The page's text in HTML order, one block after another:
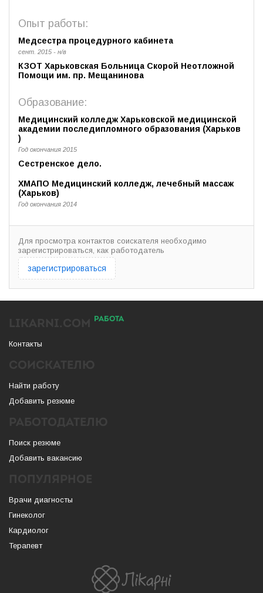
Опыт работы:
Медсестра процедурного кабинета
сент. 2015 - н/в
КЗОТ Харьковская Больница Скорой Неотложной
Помощи им. пр. Мещанинова
Образование:
Медицинский колледж Харьковской медицинской
академии последипломного образования (Харьков
)
Год окончания 2015
Сестренское дело.
ХМАПО Медицинский колледж, лечебный массаж
(Харьков)
Год окончания 2014
Для просмотра контактов соискателя необходимо
зарегистрироваться, как работодатель
зарегистрироваться
РАБОТА
Контакты
Найти работу
Добавить резюме
Поиск резюме
Добавить вакансию
Врачи диагносты
Гинеколог
Кардиолог
Терапевт